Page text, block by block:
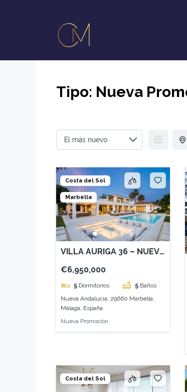
Tipo: Nueva
Costa del Sol
Marbella
VILLA AURIGA 36 – NUEVA
€6,950,000
5 Dormitorios 5 Baños
Nueva Andalucía, 29660 Marbella,
Málaga, España
Nueva Promoción
Costa del Sol